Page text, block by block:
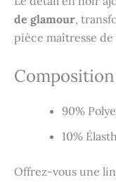
de glamour,
pièce maîtresse
90%
10%
Offrez-vous une